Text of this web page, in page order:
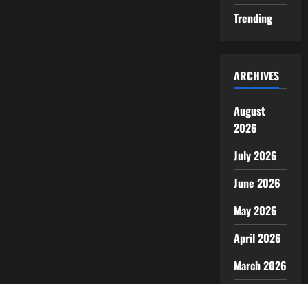
Trending
ARCHIVES
August
2026
July 2026
June 2026
May 2026
April 2026
March 2026